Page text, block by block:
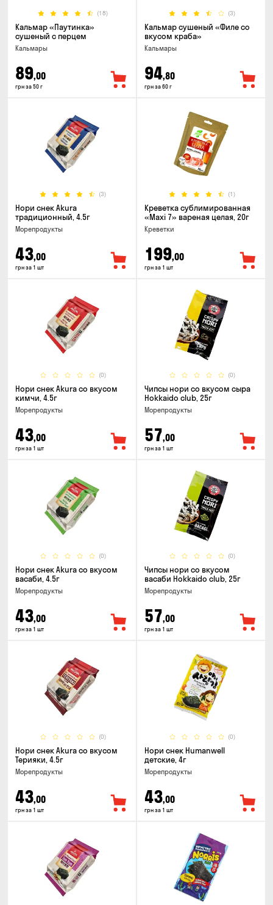
(18)
Кальмар «Паутинка»
сушеный с перцем
Кальмары
89,00
грн за 50 г
(3)
Кальмар сушеный «Филе со
вкусом краба»
Кальмары
94,80
грн за 60 г
(3)
Нори снек Akura
традиционный, 4.5г
Морепродукты
43,00
грн за 1 шт
(1)
Креветка сублимированная
«Maxi 7» вареная целая, 20г
Креветки
199,00
грн за 1 шт
(0)
Нори снек Akura со вкусом
кимчи, 4.5г
Морепродукты
43,00
грн за 1 шт
(0)
Чипсы нори со вкусом сыра
Hokkaido club, 25г
Морепродукты
57,00
грн за 1 шт
(0)
Нори снек Akura со вкусом
васаби, 4.5г
Морепродукты
43,00
грн за 1 шт
(0)
Чипсы нори со вкусом
васаби Hokkaido club, 25г
Морепродукты
57,00
грн за 1 шт
(0)
Нори снек Akura со вкусом
Терияки, 4.5г
Морепродукты
43,00
грн за 1 шт
(0)
Нори снек Humanwell
детские, 4г
Морепродукты
43,00
грн за 1 шт